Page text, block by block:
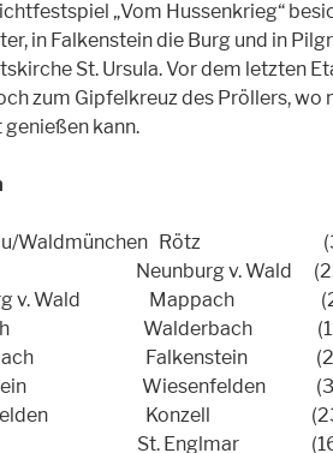
„Vom Hussenkrieg“
in Falkenstein die Burg und in
St. Ursula. Vor dem letzten
zum Gipfelkreuz des Pröllers, wo
kann.
Waldmünchen Rötz (31/
v. Wald (22 km
v. Wald Mappach (20
Walderbach (12 km
Falkenstein (22
Wiesenfelden (30
Konzell (23 km
St. Englmar (16 km